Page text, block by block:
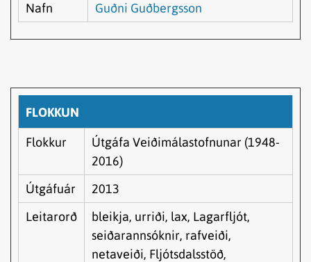
Nafn
Guðni Guðbergsson
FLOKKUN
Flokkur
Útgáfa Veiðimálastofnunar (1948-
2016)
Útgáfuár
2013
Leitarorð
bleikja, urriði, lax, Lagarfljót,
seiðarannsóknir, rafveiði,
netaveiði, Fljótsdalsstöð,